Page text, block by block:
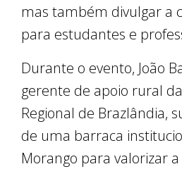
mas também divulgar a
para estudantes e
Durante o evento, João
gerente de apoio rural
Regional de Brazlândia,
de uma barraca
Morango para valorizar a